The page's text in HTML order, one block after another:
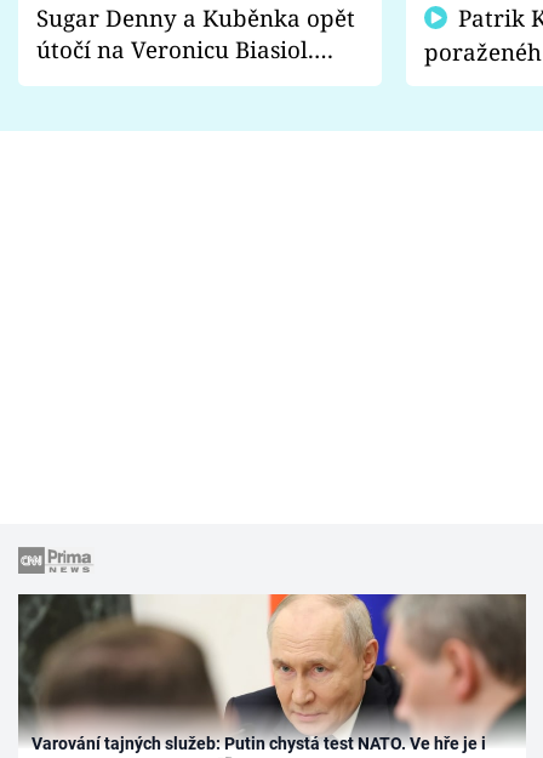
Sugar Denny a Kuběnka opět
útočí na Veronicu Biasiol.
Proč je podle nich falešná a
fanoušci
Varování tajných služeb: Putin chystá test NATO. Ve hře je i